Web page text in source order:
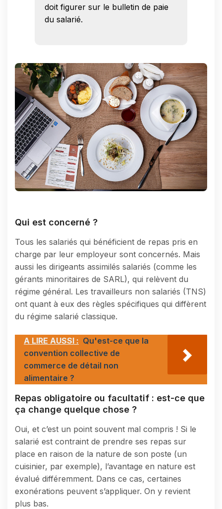
doit figurer sur le bulletin de paie
du salarié.
Qui est concerné ?
Tous les salariés qui bénéficient de repas pris en
charge par leur employeur sont concernés. Mais
aussi les dirigeants assimilés salariés (comme les
gérants minoritaires de SARL), qui relèvent du
régime général. Les travailleurs non salariés (TNS)
ont quant à eux des règles spécifiques qui diffèrent
du régime salarié classique.
A LIRE AUSSI : Qu'est-ce que la
convention collective de
commerce de détail non
alimentaire ?
Repas obligatoire ou facultatif : est-ce que
ça change quelque chose ?
Oui, et c’est un point souvent mal compris ! Si le
salarié est contraint de prendre ses repas sur
place en raison de la nature de son poste (un
cuisinier, par exemple), l’avantage en nature est
évalué différemment. Dans ce cas, certaines
exonérations peuvent s’appliquer. On y revient
plus bas.